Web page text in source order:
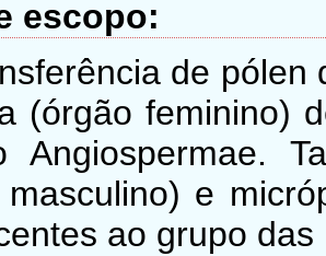
escopo
de
(órgão feminino)
Angiospermae.
masculino) e
ao grupo